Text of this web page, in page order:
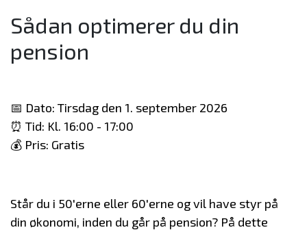
Sådan optimerer du din
pension
📅 Dato: Tirsdag den 1. september 2026
⏰ Tid: Kl. 16:00 - 17:00
💰 Pris: Gratis
Står du i 50'erne eller 60'erne og vil have styr på
din økonomi, inden du går på pension? På dette